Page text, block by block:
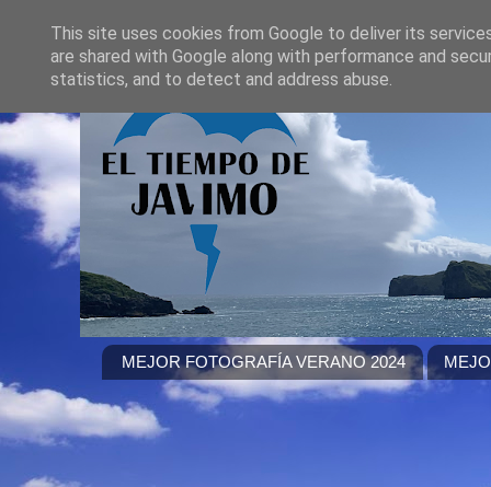
MEJOR FOTOGRAFÍA VERANO 2024
This site uses cookies from Google to deliver its
are shared with Google along with performance and
statistics, and to detect and address abuse.